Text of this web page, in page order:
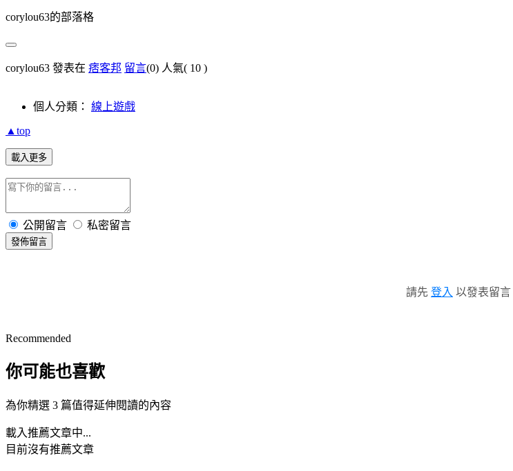
corylou63的部落格
corylou63 發表在 痞客邦 留言(0) 人氣( 10 )
個人分類： 線上遊戲
▲top
載入更多
公開留言 私密留言
發佈留言
請先 登入 以發表留言
Recommended
你可能也喜歡
為你精選 3 篇值得延伸閱讀的內容
載入推薦文章中...
目前沒有推薦文章